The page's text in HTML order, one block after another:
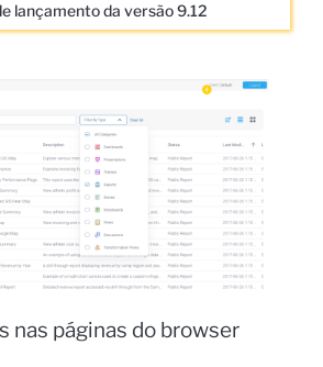
lançamento da versão 9.12
nas páginas do browser